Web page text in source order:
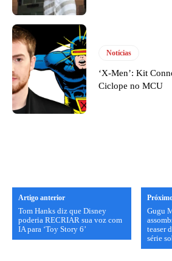
Notícias
‘X-Men’: Kit
Ciclope no MCU
Artigo anterior
Tom Hanks diz que Disney
poderia RECRIAR sua voz com
IA para ‘Toy Story 6’
Gugu
teaser
série